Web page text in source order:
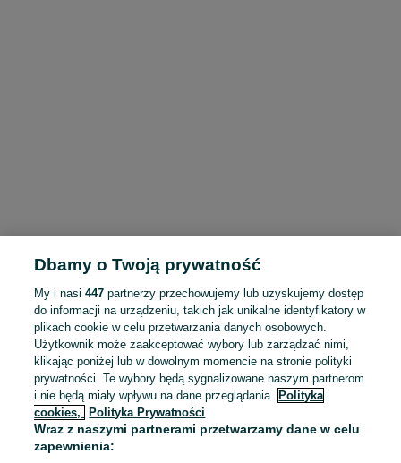
To ogłoszenie nie jest już dostępne
Dbamy o Twoją prywatność
My i nasi447 partnerzy przechowujemy lub uzyskujemy dostęp
do informacji na urządzeniu, takich jak unikalne identyfikatory w
plikach cookie w celu przetwarzania danych osobowych.
Użytkownik może zaakceptować wybory lub zarządzać nimi,
klikając poniżej lub w dowolnym momencie na stronie polityki
prywatności. Te wybory będą sygnalizowane naszym partnerom
i nie będą miały wpływu na dane przeglądania. Polityka
cookies,
Polityka Prywatności
Wraz z naszymi partnerami przetwarzamy dane w celu
zapewnienia: